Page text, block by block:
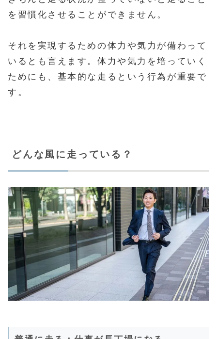
を習慣化させることができません。
それを実現するための体力や気力が備わって
いるとも言えます。体力や気力を培っていく
ためにも、基本的な走るという行為が重要で
す。
どんな風に走っている？